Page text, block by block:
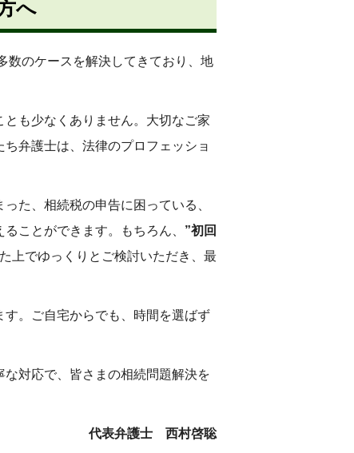
へ
数のケースを解決してきており、地
も少なくありません。大切なご家
弁護士は、法律のプロフェッショ
た、相続税の申告に困っている、
ことができます。もちろん、 ”初回
上でゆっくりとご検討いただき、最
。ご自宅からでも、時間を選ばず
対応で、皆さまの相続問題解決を
代表弁護士 西村啓聡